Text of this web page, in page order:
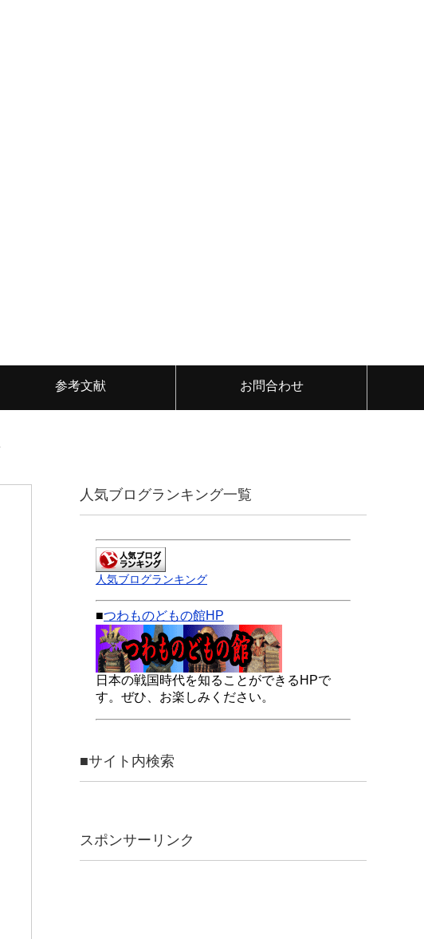
参考文献 お問合わせ
人気ブログランキング一覧
人気ブログランキング
■つわものどもの館HP
日本の戦国時代を知ることができるHPで
す。ぜひ、お楽しみください。
■サイト内検索
スポンサーリンク